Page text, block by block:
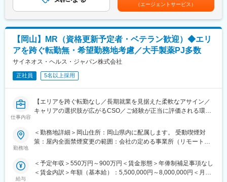
プロモーションに携わり、市場を流通するほぼすべての医薬品に
関与しています
・日本においても業界トップシェアを誇り、常時100以上のPJが
稼働しています
変更の範囲：会社の定める業務
■メーカー転籍のキャリアパス
プロジェクトによってはメーカーへ転籍の打診を受けることがあ
り、7割程の社員が実際に転籍打診を受けております。断って別の
プロジェクトに進むことも可能ですので、ずっと当社に残り様々
な経験を積んだり、何年か当社で働いて幅広い経験を積んでから
転籍する、といった幅広いキャリアパスがございます。
■同社(CSO)で働くメリット
得ることができます。それにより自身の可能性を大きく伸ばすこ
とができます。
期にキャリアを積むことができます。努力と能力によって、給与
もポジションも上げることができます。
クトを提示します。家庭環境の変化など、フレキシブルにキャリ
アを形成しすることが可能です。
目（月給43万円＋賞与＋手当）賃金はあくまでも目安の金額であ
り、選考を通じて上下する可能性があります。月給(月額)は固定手
当を含めた表記です。
（エージェントサービス）
【岡山】MR（資格更新予定者・ベテラン歓迎）◆エリ
アを跨ぐ転勤無・希望勤務地考慮／大手製薬PJ多数
サイネオス・ヘルス・ジャパン株式会社
正社員 5名以上採用
仕事内容
【エリアを跨ぐ転勤なし／長期就業を見据えた柔軟なアサイン／
キャリアの選択肢が広がるCSO／ご経験が正当に評価される環
【はじめに】
～50代まで幅広く活躍しており、長期就業も叶う環境です。
勤務地
＜勤務地詳細＞岡山住所：岡山県内に配属します。 受動喫煙対
策：屋内全面禁煙変更の範囲：会社の定める事業所（リモートワ
給与
＜予定年収＞550万円～900万円＜賃金形態＞年俸制補足事項なし
＜賃金内訳＞年額（基本給）：5,500,000円～8,000,000円＜月額